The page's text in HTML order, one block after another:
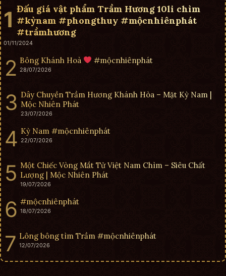
Đấu giá vật phẩm Trầm Hương 10li chìm
#kỳnam #phongthuy #mộcnhiênphát
#trầmhương
01/11/2024
Bông Khánh Hoà #mộcnhiênphát
28/07/2026
Dây Chuyền Trầm Hương Khánh Hòa – Mặt Kỳ Nam |
Mộc Nhiên Phát
23/07/2026
Kỳ Nam #mộcnhiênphát
22/07/2026
Một Chiếc Vòng Mắt Tử Việt Nam Chìm – Siêu Chất
Lượng | Mộc Nhiên Phát
19/07/2026
#mộcnhiênphát
18/07/2026
Lông bông tìm Trầm #mộcnhiênphát
12/07/2026